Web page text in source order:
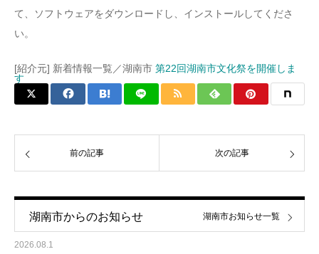
て、ソフトウェアをダウンロードし、インストールしてくださ
い。
[紹介元] 新着情報一覧／湖南市 第22回湖南市文化祭を開催しま
す
前の記事 次の記事
湖南市からのお知らせ
2026.08.1
湖南市お知らせ一覧